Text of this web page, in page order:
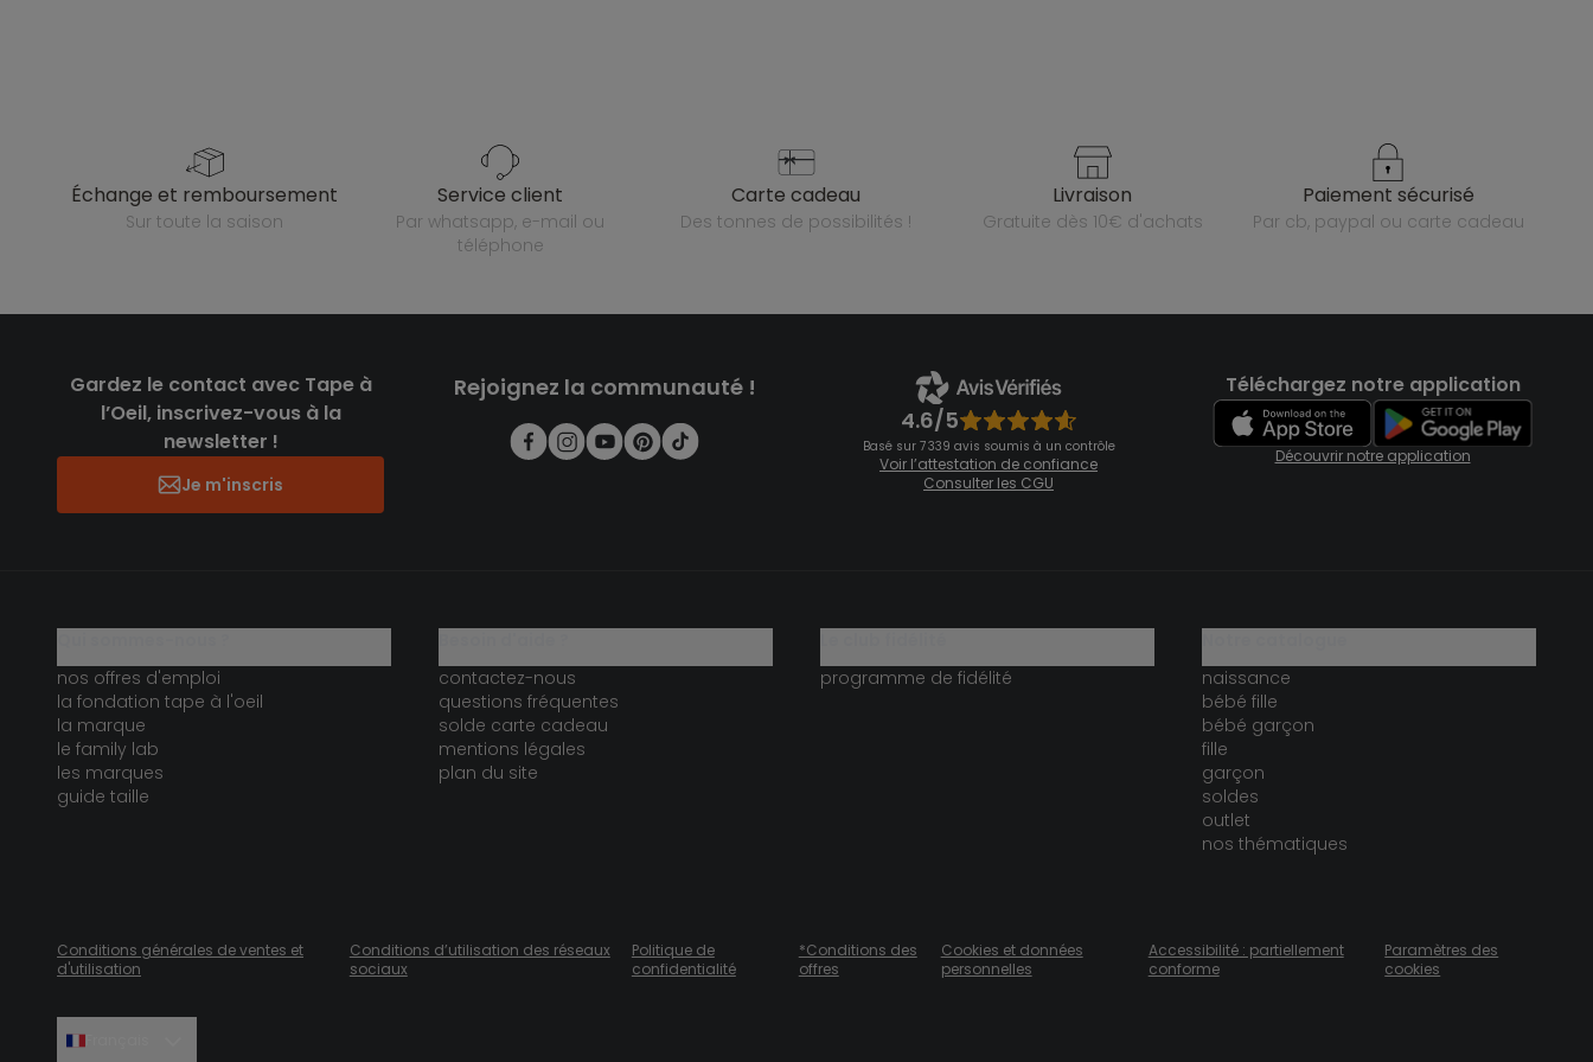
échange et remboursement
sur toute la saison
service client
par whatsapp, e-mail ou
téléphone
carte cadeau
des tonnes de possibilités !
livraison
gratuite dès 10€ d'achats
paiement sécurisé
par cb, paypal ou carte cadeau
Gardez le contact avec Tape à
l’Oeil, inscrivez-vous à la
newsletter !
Je m'inscris
Rejoignez la communauté !
4.6/5
Basé sur 7 339 avis soumis à un contrôle
Voir l’attestation de confiance
Consulter les CGU
Téléchargez notre application
Découvrir notre application
nos offres d'emploi
la fondation tape à l'oeil
la marque
le family lab
les marques
guide taille
contactez-nous
questions fréquentes
solde carte cadeau
mentions légales
plan du site
programme de fidélité
naissance
bébé fille
bébé garçon
fille
garçon
soldes
outlet
nos thématiques
Conditions générales de ventes et
d'utilisation
Conditions d’utilisation des réseaux
sociaux
Politique de
confidentialité
*Conditions des
offres
Cookies et données
personnelles
Accessibilité : partiellement
conforme
Paramètres des
cookies